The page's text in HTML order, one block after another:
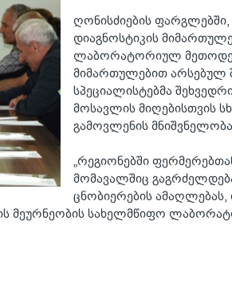
ღონისძიების ფარგლებში,
დიაგნოსტიკის
ლაბორატორიულ
მიმართულებით არსებულ
სპეციალისტებმა
მოსავლის მიღებისთვის
გამოვლენის
„რეგიონებში
მომავალშიც
ცნობიერების
მეურნეობის სახელმწიფო